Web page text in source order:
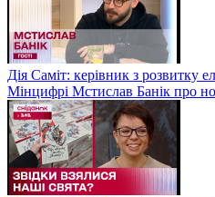
Дія Саміт: керівник з розвитку
Мінцифрі Мстислав Банік про